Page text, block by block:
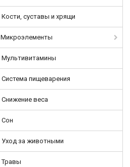
Кости, суставы и хрящи
Микроэлементы
Мультивитамины
Система пищеварения
Снижение веса
Сон
Уход за животными
Травы